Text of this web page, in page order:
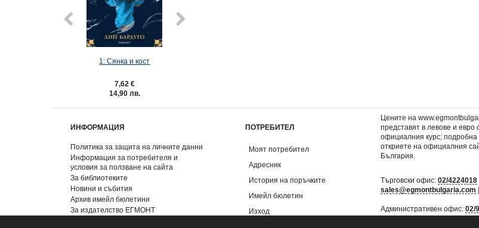
1: Сянка и кост
7,62 €
14,90 лв.
ИНФОРМАЦИЯ
Политика за защита на личните данни
Информация за потребителя и
условия за ползване на сайта
За библиотеките
Новини и събития
Архив имейл бюлетини
За издателство ЕГМОНТ
ПОТРЕБИТЕЛ
Моят потребител
Адресник
История на поръчките
Имейл бюлетин
Изход
Цените на
представят в левове и евро
официалния курс;
откриете наофициалния
България
Търговски офис:02/4224018
sales@egmontbulgaria.com
Административен офис:02/
mail@egmontbulgaria.com|